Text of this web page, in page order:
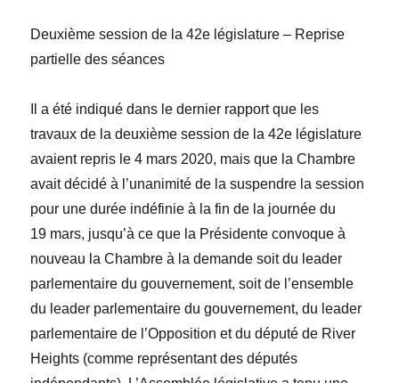
Deuxième session de la 42e législature – Reprise
partielle des séances
Il a été indiqué dans le dernier rapport que les
travaux de la deuxième session de la 42e législature
avaient repris le 4 mars 2020, mais que la Chambre
avait décidé à l’unanimité de la suspendre la session
pour une durée indéfinie à la fin de la journée du
19 mars, jusqu’à ce que la Présidente convoque à
nouveau la Chambre à la demande soit du leader
parlementaire du gouvernement, soit de l’ensemble
du leader parlementaire du gouvernement, du leader
parlementaire de l’Opposition et du député de River
Heights (comme représentant des députés